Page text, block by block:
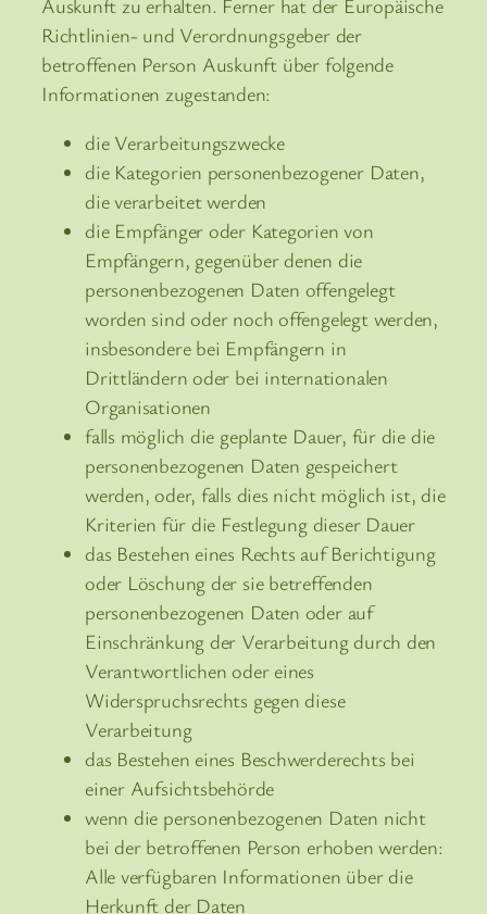
Richtlinien- und Verordnungsgeber der
betroffenen Person Auskunft über folgende
Informationen zugestanden:
die Verarbeitungszwecke
die Kategorien personenbezogener Daten,
die verarbeitet werden
die Empfänger oder Kategorien von
Empfängern, gegenüber denen die
personenbezogenen Daten offengelegt
worden sind oder noch offengelegt werden,
insbesondere bei Empfängern in
Drittländern oder bei internationalen
Organisationen
falls möglich die geplante Dauer, für die die
personenbezogenen Daten gespeichert
werden, oder, falls dies nicht möglich ist, die
Kriterien für die Festlegung dieser Dauer
das Bestehen eines Rechts auf Berichtigung
oder Löschung der sie betreffenden
personenbezogenen Daten oder auf
Einschränkung der Verarbeitung durch den
Verantwortlichen oder eines
Widerspruchsrechts gegen diese
Verarbeitung
das Bestehen eines Beschwerderechts bei
einer Aufsichtsbehörde
wenn die personenbezogenen Daten nicht
bei der betroffenen Person erhoben werden:
Alle verfügbaren Informationen über die
Herkunft der Daten